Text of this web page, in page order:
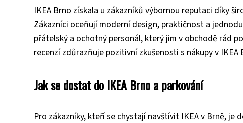
IKEA Brno získala u zákazníků výbornou reputaci díky
Zákazníci oceňují moderní design, praktičnost a
přátelský a ochotný personál, který jim v obchodě rád
recenzí zdůrazňuje pozitivní zkušenosti s nákupy v
Jak se dostat do IKEA Brno a parkování
Pro zákazníky, kteří se chystají navštívit IKEA v Brně, je